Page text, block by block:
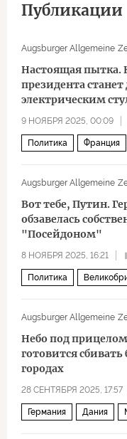
Публикации
Augsburger Allgemeine
Настоящая пытка.
президента
электрическим
9 НОЯБРЯ 2025, 00:09
Политика Франция
Национальное
Augsburger Allgemeine
Вот тебе, Путин.
обзавелась
"Посейдоном"
8 НОЯБРЯ 2025, 16:21
Политика
Augsburger Allgemeine
Небо под
готовится
городах
28 СЕНТЯБРЯ 2025, 17:57
Германия Дания